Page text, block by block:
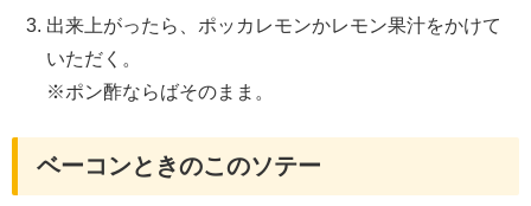
出来上がったら、ポッカレモンかレモン果汁をかけて
いただく。
※ポン酢ならばそのまま。
ベーコンときのこのソテー